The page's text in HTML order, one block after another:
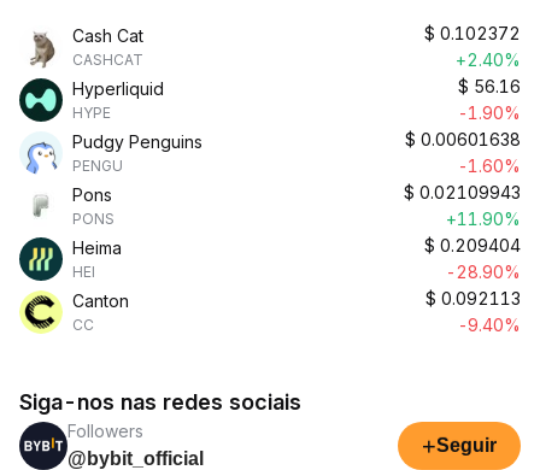
Cash Cat
CASHCAT
$ 0.102372
+2.40%
Hyperliquid
HYPE
$ 56.16
-1.90%
Pudgy Penguins
PENGU
$ 0.00601638
-1.60%
Pons
PONS
$ 0.02109943
+11.90%
Heima
HEI
$ 0.209404
-28.90%
Canton
CC
$ 0.092113
-9.40%
Siga-nos nas redes sociais
Followers
@bybit_official
+Seguir